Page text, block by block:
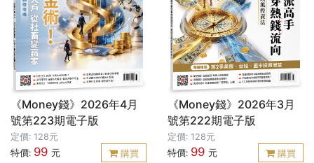
《Money錢》2026年4月
號第223期電子版
定價: 128元
特價: 99 元 購買
《Money錢》2026年3月
號第222期電子版
定價: 128元
特價: 99 元 購買